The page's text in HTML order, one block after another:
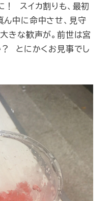
スイカ割りも、最初
中に命中させ、見守
きな歓声が。前世は宮
とにかくお見事でし